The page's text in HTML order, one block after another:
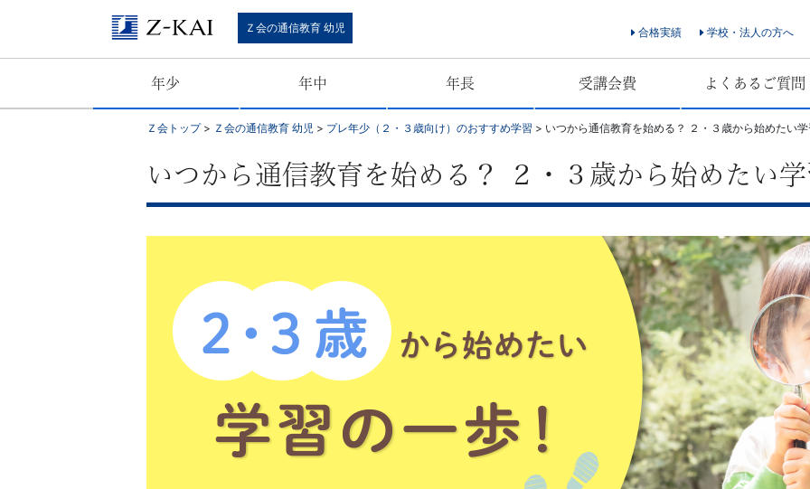
会
の
Ｚ会の通信教育 幼児 合格実績 学校・法人の方へ
年少 年中 年長 受講会費 よくあるご質問
Ｚ会トップ> Ｚ会の通信教育 幼児 > プレ年少（２・３歳向け）のおすすめ学習 > いつから通信教育を始める？ ２・３歳から始めたい
いつから通信教育を始める？ ２・３歳から始めたい